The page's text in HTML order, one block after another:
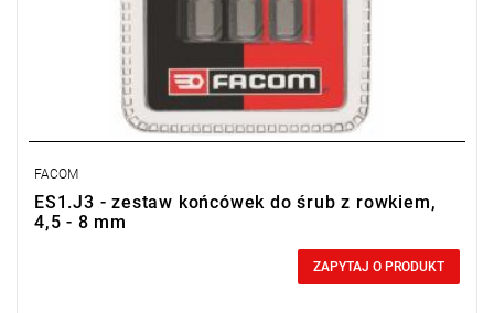
FACOM
ES1.J3 - zestaw końcówek do śrub z rowkiem,
4,5 - 8 mm
ZAPYTAJ O PRODUKT